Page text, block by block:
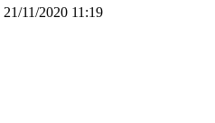
21/11/2020 11:19